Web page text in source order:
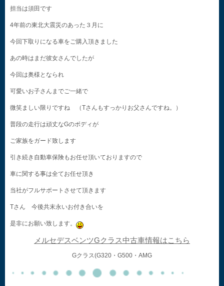
担当は須田です
4年前の東北大震災のあった３月に
今回下取りになる車をご購入頂きました
あの時はまだ彼女さんでしたが
今回は奥様となられ
可愛いお子さんまでご一緒で
微笑ましい限りですね （Tさんもすっかりお父さんですね。）
普段の走行は頑丈なGのボディが
ご家族をガード致します
引き続き自動車保険もお任せ頂いておりますので
車に関する事は全てお任せ頂き
当社がフルサポートさせて頂きます
Tさん 今後共末永いお付き合いを
是非にお願い致します。
メルセデスベンツGクラス中古車情報はこちら
Gクラス(G320・G500・AMG